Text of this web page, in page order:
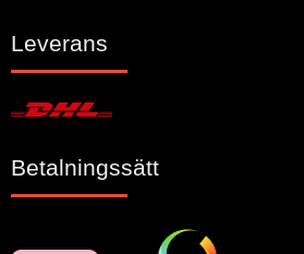
Leverans
Betalningssätt